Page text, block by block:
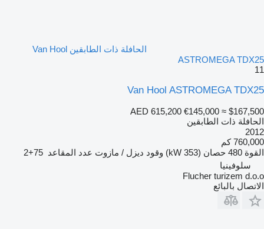
الحافلة ذات الطابقين Van Hool
ASTROMEGA TDX25
11
Van Hool ASTROMEGA TDX25
AED 615,200 €145,000 ≈ $167,500
الحافلة ذات الطابقين
2012
760,000 كم
القوة 480 حصان (353 kW) وقود ديزل / مازوت عدد المقاعد 75+2
سلوفينيا
Flucher turizem d.o.o
الاتصال بالبائع